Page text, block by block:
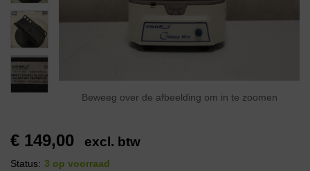
Beweeg over de afbeelding om in te zoomen
€ 149,00 excl. btw
Status: 3 op voorraad